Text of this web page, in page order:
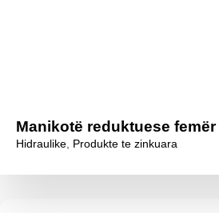
Manikotë reduktuese
Hidraulike Produkte te zinkuara